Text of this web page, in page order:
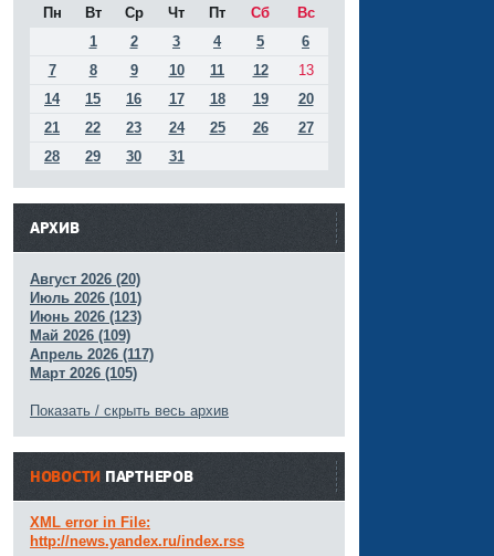
Пн Вт Ср Чт Пт Сб
Вс
1
2 3 4 5
6
7
8 9 10 11 12
13
14
15 16 17 18 19
20
21
22 23 24 25 26
27
28
29 30 31
АРХИВ
Август 2026 (20)
Июль 2026 (101)
Июнь 2026 (123)
Май 2026 (109)
Апрель 2026 (117)
Март 2026 (105)
Показать / скрыть весь архив
НОВОСТИ ПАРТНЕРОВ
XML error in File:
http://news.yandex.ru/index.rss